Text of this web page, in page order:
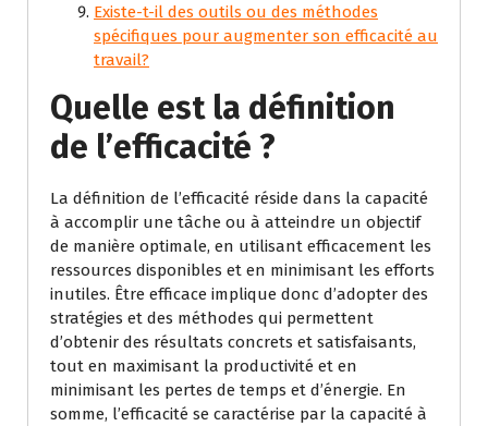
Existe-t-il des outils ou des méthodes
spécifiques pour augmenter son efficacité au
travail?
Quelle est la définition
de l’efficacité ?
La définition de l’efficacité réside dans la capacité
à accomplir une tâche ou à atteindre un objectif
de manière optimale, en utilisant efficacement les
ressources disponibles et en minimisant les efforts
inutiles. Être efficace implique donc d’adopter des
stratégies et des méthodes qui permettent
d’obtenir des résultats concrets et satisfaisants,
tout en maximisant la productivité et en
minimisant les pertes de temps et d’énergie. En
somme, l’efficacité se caractérise par la capacité à